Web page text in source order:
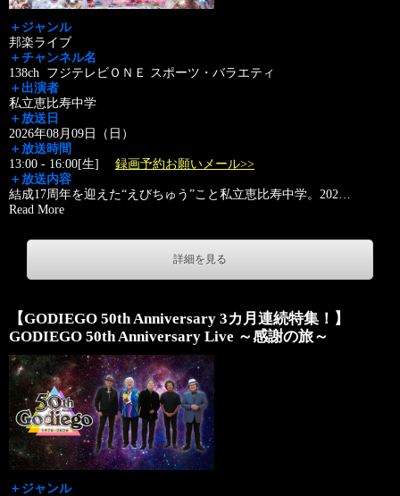
＋ジャンル
邦楽ライブ
＋チャンネル名
138ch フジテレビＯＮＥ スポーツ・バラエティ
＋出演者
私立恵比寿中学
＋放送日
2026年08月09日（日）
＋放送時間
13:00 - 16:00[生] 録画予約お願いメール>>
＋放送内容
結成17周年を迎えた“えびちゅう”こと私立恵比寿中学。202…
Read More
詳細を見る
【GODIEGO 50th Anniversary 3カ月連続特集！】
GODIEGO 50th Anniversary Live ～感謝の旅～
＋ジャンル